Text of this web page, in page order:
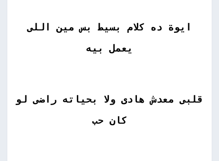
ايوة ده كلام بسيط بس مين اللى
يعمل بيه
قلبى معدش هادى ولا بحياته راضى لو
كان حب